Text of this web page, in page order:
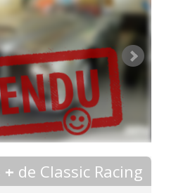
+ de Classic Racing